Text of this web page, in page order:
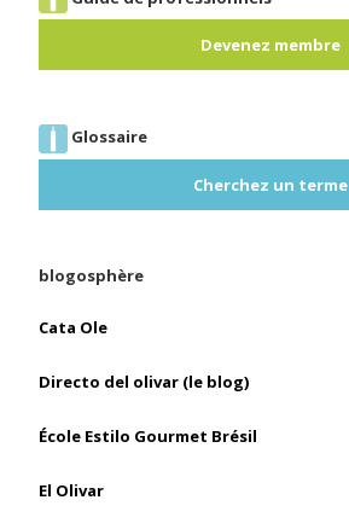
Devenez membre
Glossaire
Cherchez un terme
blogosphère
Cata Ole
Directo del olivar (le blog)
École Estilo Gourmet Brésil
El Olivar